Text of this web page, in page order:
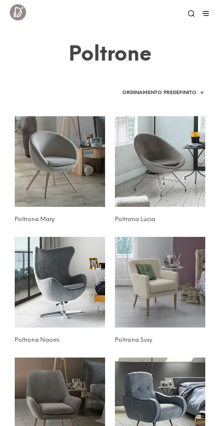
Poltrone
Poltrona Mary Poltrona Lucia
Poltrona Naomi Poltrona Susy